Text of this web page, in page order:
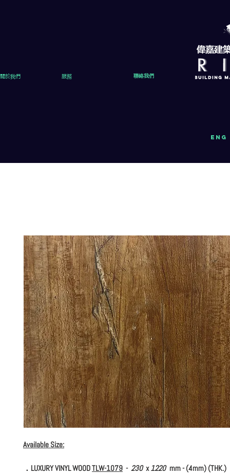
關於我們 服務 聯絡我們
eng
Available Size:
．LUXURY VINYL WOODTLW-1079 - 230x1220mm - (4mm) (THK.)